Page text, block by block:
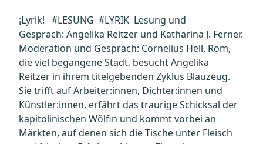
¡Lyrik! #LESUNG #LYRIK Lesung und
Gespräch: Angelika Reitzer und Katharina J. Ferner.
Moderation und Gespräch: Cornelius Hell. Rom,
die viel begangene Stadt, besucht Angelika
Reitzer in ihrem titelgebenden Zyklus Blauzeug.
Sie trifft auf Arbeiter:innen, Dichter:innen und
Künstler:innen, erfährt das traurige Schicksal der
kapitolinischen Wölfin und kommt vorbei an
Märkten, auf denen sich die Tische unter Fleisch